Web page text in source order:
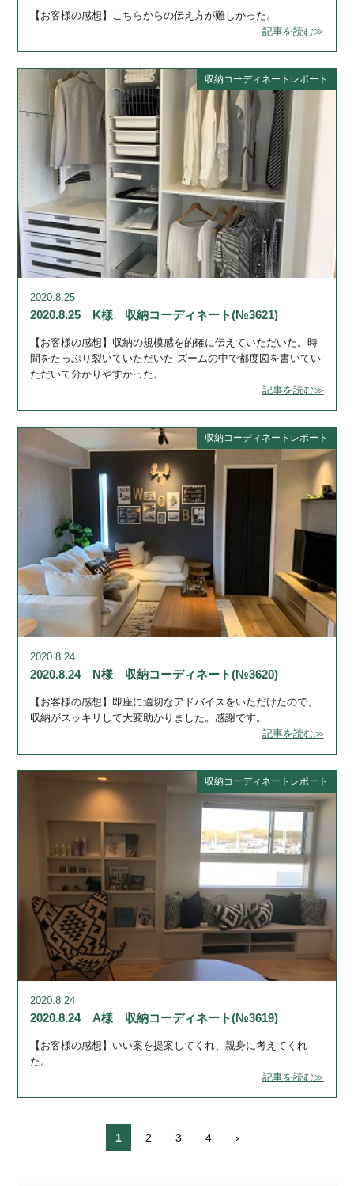
【お客様の感想】こちらからの伝え方が難しかった。
記事を読む≫
収納コーディネートレポート
2020.8.25
2020.8.25 K様 収納コーディネート(№3621)
【お客様の感想】収納の規模感を的確に伝えていただいた。時
間をたっぷり裂いていただいた ズームの中で都度図を書いてい
ただいて分かりやすかった。
記事を読む≫
収納コーディネートレポート
2020.8.24
2020.8.24 N様 収納コーディネート(№3620)
【お客様の感想】即座に適切なアドバイスをいただけたので、
収納がスッキリして大変助かりました。感謝です。
記事を読む≫
収納コーディネートレポート
2020.8.24
2020.8.24 A様 収納コーディネート(№3619)
【お客様の感想】いい案を提案してくれ、親身に考えてくれ
た。
記事を読む≫
1 2 3 4 ›